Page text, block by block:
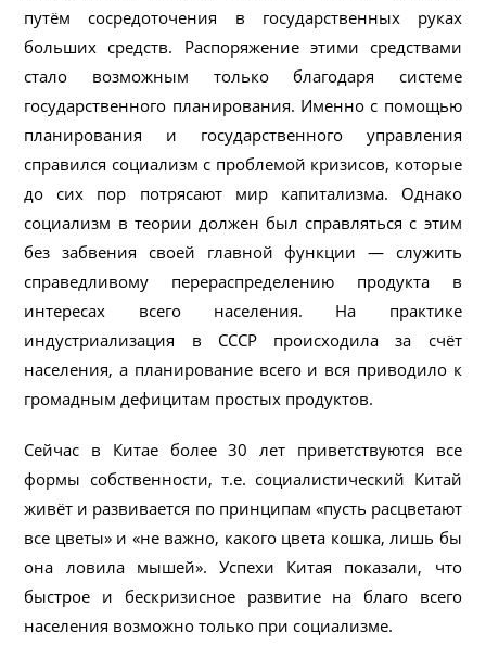
путём сосредоточения в государственных руках
больших средств. Распоряжение этими средствами
стало возможным только благодаря системе
государственного планирования. Именно с помощью
планирования и государственного управления
справился социализм с проблемой кризисов, которые
до сих пор потрясают мир капитализма. Однако
социализм в теории должен был справляться с этим
без забвения своей главной функции — служить
справедливому перераспределению продукта в
интересах всего населения. На практике
индустриализация в СССР происходила за счёт
населения, а планирование всего и вся приводило к
громадным дефицитам простых продуктов.
Сейчас в Китае более 30 лет приветствуются все
формы собственности, т.е. социалистический Китай
живёт и развивается по принципам «пусть расцветают
все цветы» и «не важно, какого цвета кошка, лишь бы
она ловила мышей». Успехи Китая показали, что
быстрое и бескризисное развитие на благо всего
населения возможно только при социализме.